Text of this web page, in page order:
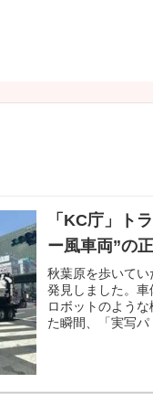
「KC庁」ト
ー風車両”の
秋葉原を歩いて
発見しました。
ロボットのよう
た瞬間、「実写